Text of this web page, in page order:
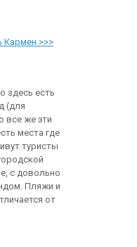
Кармен >>>
здесь есть
(для
все же эти
места где
туристы
с довольно
Пляжи и
от